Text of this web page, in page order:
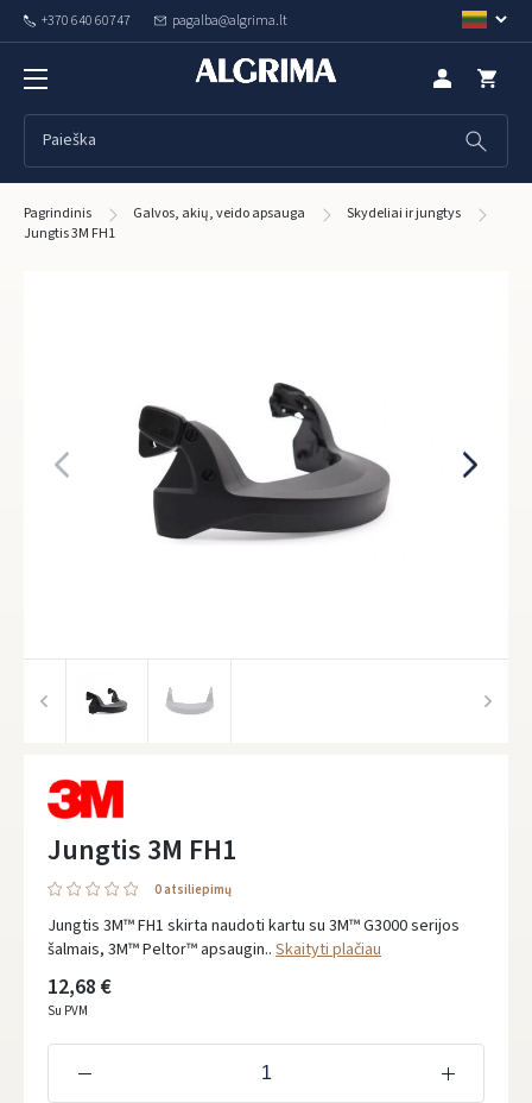
+370 640 60747 pagalba@algrima.lt
Pagrindinis Galvos, akių, veido apsauga
Skydeliai ir jungtys
Jungtis 3M FH1
Jungtis 3M FH1
0 atsiliepimų
Jungtis 3M™ FH1 skirta naudoti kartu su 3M™ G3000 serijos
šalmais, 3M™ Peltor™ apsaugin.. Skaityti plačiau
12,68 €
Su PVM